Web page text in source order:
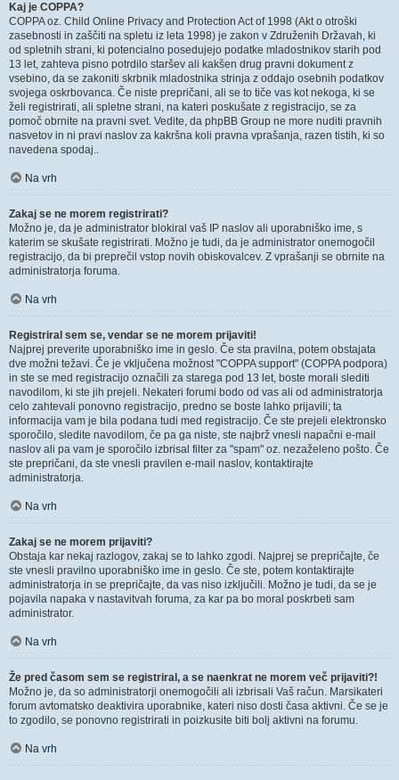
Kaj je COPPA?
COPPA oz. Child Online Privacy and Protection Act of 1998 (Akt o otroški
zasebnosti in zaščiti na spletu iz leta 1998) je zakon v Združenih Državah, ki
od spletnih strani, ki potencialno posedujejo podatke mladostnikov starih pod
13 let, zahteva pisno potrdilo staršev ali kakšen drug pravni dokument z
vsebino, da se zakoniti skrbnik mladostnika strinja z oddajo osebnih podatkov
svojega oskrbovanca. Če niste prepričani, ali se to tiče vas kot nekoga, ki se
želi registrirati, ali spletne strani, na kateri poskušate z registracijo, se za
pomoč obrnite na pravni svet. Vedite, da phpBB Group ne more nuditi pravnih
nasvetov in ni pravi naslov za kakršna koli pravna vprašanja, razen tistih, ki so
navedena spodaj..
Na vrh
Zakaj se ne morem registrirati?
Možno je, da je administrator blokiral vaš IP naslov ali uporabniško ime, s
katerim se skušate registrirati. Možno je tudi, da je administrator onemogočil
registracijo, da bi preprečil vstop novih obiskovalcev. Z vprašanji se obrnite na
administratorja foruma.
Na vrh
Registriral sem se, vendar se ne morem prijaviti!
Najprej preverite uporabniško ime in geslo. Če sta pravilna, potem obstajata
dve možni težavi. Če je vključena možnost "COPPA support" (COPPA podpora)
in ste se med registracijo označili za starega pod 13 let, boste morali slediti
navodilom, ki ste jih prejeli. Nekateri forumi bodo od vas ali od administratorja
celo zahtevali ponovno registracijo, predno se boste lahko prijavili; ta
informacija vam je bila podana tudi med registracijo. Če ste prejeli elektronsko
sporočilo, sledite navodilom, če pa ga niste, ste najbrž vnesli napačni e-mail
naslov ali pa vam je sporočilo izbrisal filter za "spam" oz. nezaželeno pošto. Če
ste prepričani, da ste vnesli pravilen e-mail naslov, kontaktirajte
administratorja.
Na vrh
Zakaj se ne morem prijaviti?
Obstaja kar nekaj razlogov, zakaj se to lahko zgodi. Najprej se prepričajte, če
ste vnesli pravilno uporabniško ime in geslo. Če ste, potem kontaktirajte
administratorja in se prepričajte, da vas niso izključili. Možno je tudi, da se je
pojavila napaka v nastavitvah foruma, za kar pa bo moral poskrbeti sam
administrator.
Na vrh
Že pred časom sem se registriral, a se naenkrat ne morem več prijaviti?!
Možno je, da so administratorji onemogočili ali izbrisali Vaš račun. Marsikateri
forum avtomatsko deaktivira uporabnike, kateri niso dosti časa aktivni. Če se je
to zgodilo, se ponovno registrirati in poizkusite biti bolj aktivni na forumu.
Na vrh